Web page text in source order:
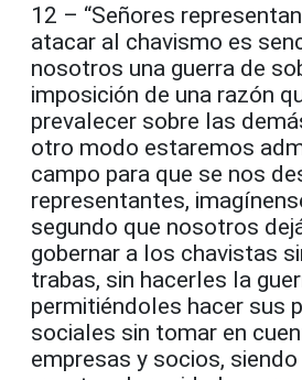
12 – “Señores
atacar al chavismo es
nosotros una guerra de
imposición de una razón
prevalecer sobre las
otro modo estaremos
campo para que se nos
representantes,
segundo que nosotros
gobernar a los chavistas
trabas, sin hacerles la
permitiéndoles hacer sus
sociales sin tomar en
empresas y socios,